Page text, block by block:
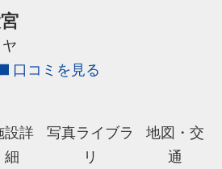
口コミを見る
設詳
細
写真ライブラ
リ
地図・交
通